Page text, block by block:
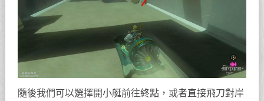
隨後我們可以選擇開小艇前往終點，或者直接飛刀對岸